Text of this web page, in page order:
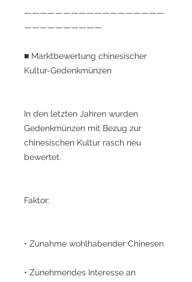
——————————————————
——————————
■ Marktbewertung chinesischer
Kultur-Gedenkmünzen
In den letzten Jahren wurden
Gedenkmünzen mit Bezug zur
chinesischen Kultur rasch neu
bewertet.
Faktor:
• Zunahme wohlhabender Chinesen
• Zunehmendes Interesse an